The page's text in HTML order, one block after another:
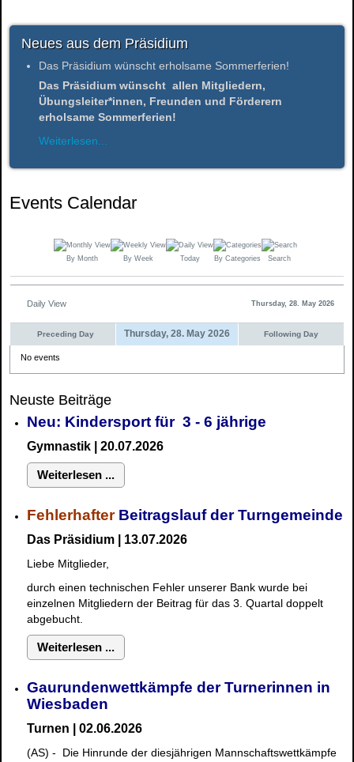
Neues aus dem Präsidium
Das Präsidium wünscht erholsame Sommerferien!
Das Präsidium wünscht allen Mitgliedern,
Übungsleiter*innen, Freunden und Förderern
erholsame Sommerferien!
Weiterlesen...
Events Calendar
By Month By Week Today By Categories Search
Daily View Thursday, 28. May 2026
Preceding Day Thursday, 28. May 2026 Following Day
No events
Neuste Beiträge
Neu: Kindersport für 3 - 6 jährige
Gymnastik | 20.07.2026
Weiterlesen ...
FehlerhafterBeitragslauf der Turngemeinde
Das Präsidium | 13.07.2026
Liebe Mitglieder,
durch einen technischen Fehler unserer Bank wurde bei
einzelnen Mitgliedern der Beitrag für das 3. Quartal doppelt
abgebucht.
Weiterlesen ...
Gaurundenwettkämpfe der Turnerinnen in
Wiesbaden
Turnen | 02.06.2026
(AS) - Die Hinrunde der diesjährigen Mannschaftswettkämpfe